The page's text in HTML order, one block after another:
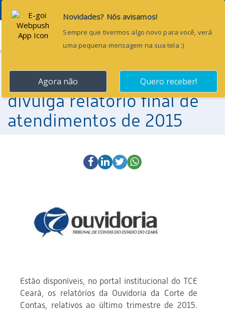
Menu
Ouvidoria do TCE Ceará
divulga relatório final de
atendimentos de 2015
Estão disponíveis, no portal institucional do TCE
Ceará, os relatórios da Ouvidoria da Corte de
Contas, relativos ao último trimestre de 2015.